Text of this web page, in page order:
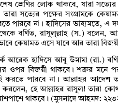
শ্রেণির লোক থাকবে, যারা
তারা সত্যের পক্ষের সংগ্রামকে
পারবে না। হাদিসের ভাষ্যমতে, এ
বর্ণিত, রাসুলুল্লাহ (স.)
কেয়ামত এসে যাবে আর তারা
আরেক হাদিসে আবু উমামা (রা.)
ওপর বিজয়ী থাকবে। শত্রুর মনে
করতে পারবে না। আল্লাহর আদেশ
করলেন, হে আল্লাহর রাসুল! তারা
থাকবে। (মুসনাদে আহমদ: